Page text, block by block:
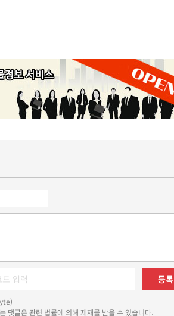
등록
댓글은 관련 법률에 의해 제재를 받을 수 있습니다.